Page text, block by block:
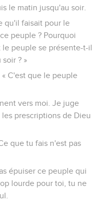
le matin jusqu'au soir.
qu'il faisait pour le
peuple ? Pourquoi
peuple se présente-t-il
? »
C'est que le peuple
vers moi. Je juge
prescriptions de Dieu
que tu fais n'est pas
épuiser ce peuple qui
lourde pour toi, tu ne